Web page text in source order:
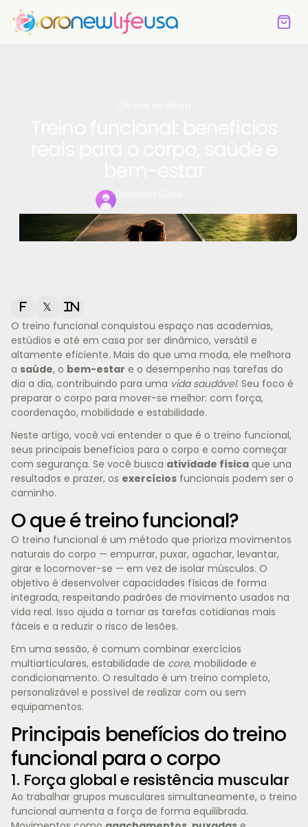
Especialista em Saúde
f 𝕏 in
O treino funcional conquistou espaço nas academias,
estúdios e até em casa por ser dinâmico, versátil e
altamente eficiente. Mais do que uma moda, ele melhora
a saúde, o bem-estar e o desempenho nas tarefas do
dia a dia, contribuindo para uma vida saudável. Seu foco é
preparar o corpo para mover-se melhor: com força,
coordenação, mobilidade e estabilidade.
Neste artigo, você vai entender o que é o treino funcional,
seus principais benefícios para o corpo e como começar
com segurança. Se você busca atividade física que una
resultados e prazer, os exercícios funcionais podem ser o
caminho.
O que é treino funcional?
O treino funcional é um método que prioriza movimentos
naturais do corpo — empurrar, puxar, agachar, levantar,
girar e locomover-se — em vez de isolar músculos. O
objetivo é desenvolver capacidades físicas de forma
integrada, respeitando padrões de movimento usados na
vida real. Isso ajuda a tornar as tarefas cotidianas mais
fáceis e a reduzir o risco de lesões.
Em uma sessão, é comum combinar exercícios
multiarticulares, estabilidade de core, mobilidade e
condicionamento. O resultado é um treino completo,
personalizável e possível de realizar com ou sem
equipamentos.
Principais benefícios do treino
funcional para o corpo
1. Força global e resistência muscular
Ao trabalhar grupos musculares simultaneamente, o treino
funcional aumenta a força de forma equilibrada.